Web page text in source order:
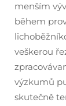
menším
během
veškerou
výzkumů
skutečně